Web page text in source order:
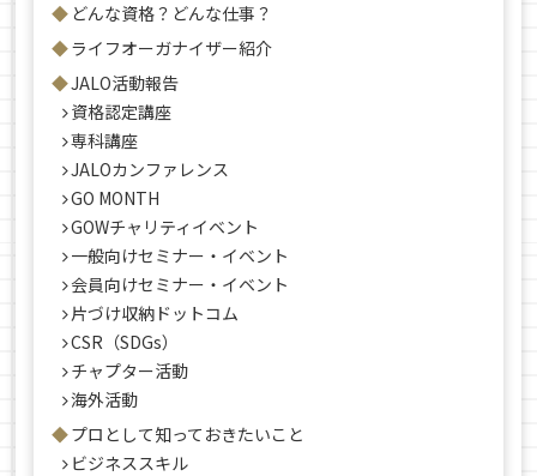
どんな資格？どんな仕事？
ライフオーガナイザー紹介
JALO活動報告
資格認定講座
専科講座
JALOカンファレンス
GO MONTH
GOWチャリティイベント
一般向けセミナー・イベント
会員向けセミナー・イベント
片づけ収納ドットコム
CSR（SDGs）
チャプター活動
海外活動
プロとして知っておきたいこと
ビジネススキル